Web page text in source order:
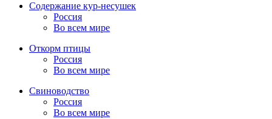
Содержание кур-несушек
Россия
Во всем мире
Откорм птицы
Россия
Во всем мире
Свиноводство
Россия
Во всем мире